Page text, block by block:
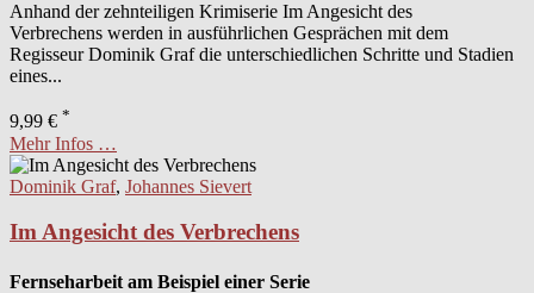
Anhand der zehnteiligen Krimiserie Im Angesicht des
Verbrechens werden in ausführlichen Gesprächen mit dem
Regisseur Dominik Graf die unterschiedlichen Schritte und Stadien
eines...
9,99 € *
Mehr Infos …
Dominik Graf, Johannes Sievert
Im Angesicht des Verbrechens
Fernseharbeit am Beispiel einer Serie